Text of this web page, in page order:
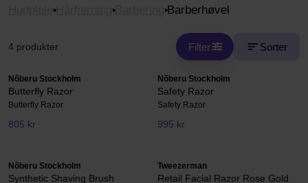
Hårfjerning Barbering Barberhøvel
4 produkter Filter Sorter
Nõberu Stockholm
Butterfly Razor
Butterfly Razor
805 kr
Nõberu Stockholm
Safety Razor
Safety Razor
995 kr
Nõberu Stockholm
Synthetic Shaving Brush
Tweezerman
Retail Facial Razor Rose Gold